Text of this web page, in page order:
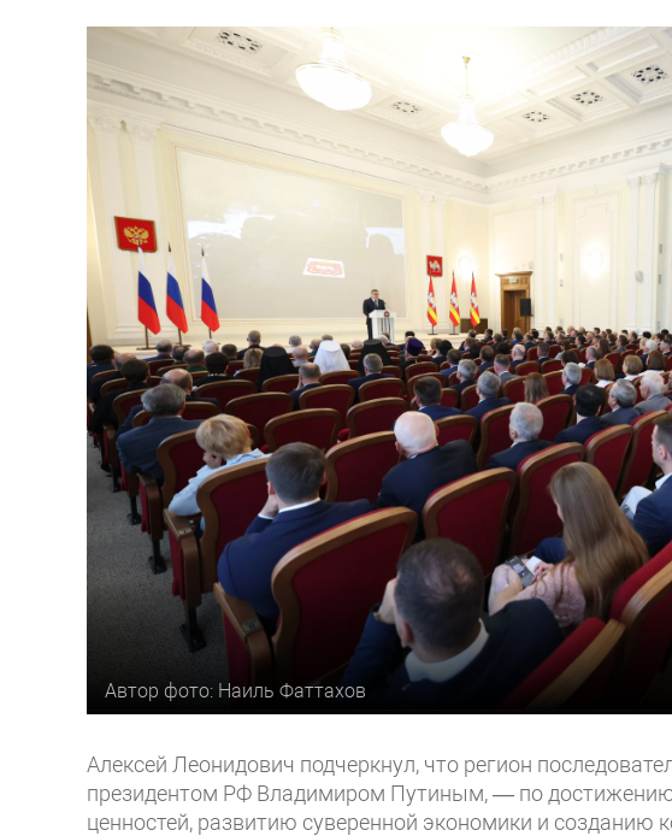
Автор фото: Наиль Фаттахов
Алексей Леонидович подчеркнул, что регион
президентом РФ Владимиром Путиным, — по
ценностей, развитию суверенной экономики и созданию